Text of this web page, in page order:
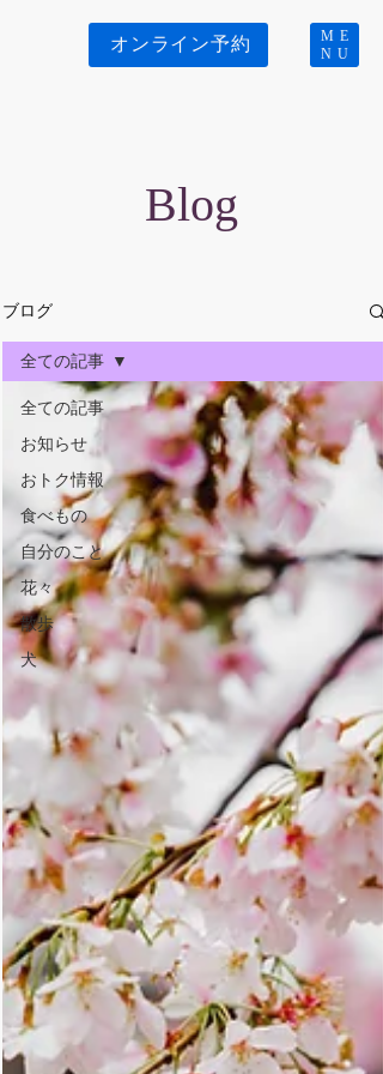
ME
NU
オンライン予約
Blog
ブログ
全ての記事
お知らせ
おトク情報
食べもの
自分のこと
花々
散歩
犬
全ての記事